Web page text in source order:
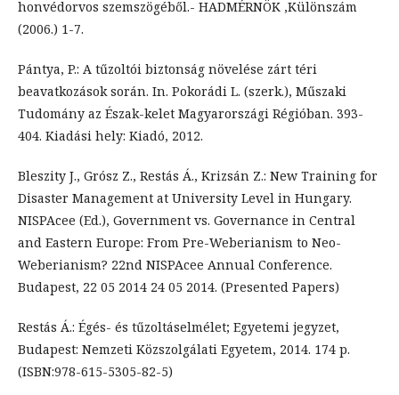
honvédorvos szemszögéből.- HADMÉRNÖK ,Különszám
(2006.) 1-7.
Pántya, P.: A tűzoltói biztonság növelése zárt téri
beavatkozások során. In. Pokorádi L. (szerk.), Műszaki
Tudomány az Észak-kelet Magyarországi Régióban. 393-
404. Kiadási hely: Kiadó, 2012.
Bleszity J., Grósz Z., Restás Á., Krizsán Z.: New Training for
Disaster Management at University Level in Hungary.
NISPAcee (Ed.), Government vs. Governance in Central
and Eastern Europe: From Pre-Weberianism to Neo-
Weberianism? 22nd NISPAcee Annual Conference.
Budapest, 22 05 2014 24 05 2014. (Presented Papers)
Restás Á.: Égés- és tűzoltáselmélet; Egyetemi jegyzet,
Budapest: Nemzeti Közszolgálati Egyetem, 2014. 174 p.
(ISBN:978-615-5305-82-5)